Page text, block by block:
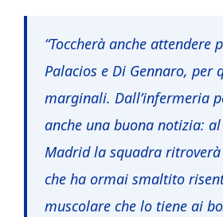
“Toccherà anche attendere
Palacios e Di Gennaro, per
marginali. Dall’infermeria
anche una buona notizia:
Madrid la squadra
che ha ormai smaltito
muscolare che lo tiene ai